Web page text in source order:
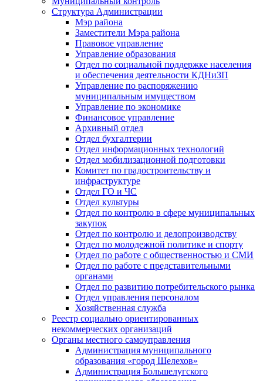
Структура Администрации
Мэр района
Заместители Мэра района
Правовое управление
Управление образования
Отдел по социальной поддержке населения
и обеспечения деятельности КДНиЗП
Управление по распоряжению
муниципальным имуществом
Управление по экономике
Финансовое управление
Архивный отдел
Отдел бухгалтерии
Отдел информационных технологий
Отдел мобилизационной подготовки
Комитет по градостроительству и
инфраструктуре
Отдел ГО и ЧС
Отдел культуры
Отдел по контролю в сфере муниципальных
закупок
Отдел по контролю и делопроизводству
Отдел по молодежной политике и спорту
Отдел по работе с общественностью и СМИ
Отдел по работе с представительными
органами
Отдел по развитию потребительского рынка
Отдел управления персоналом
Хозяйственная служба
Реестр социально ориентированных
некоммерческих организаций
Органы местного самоуправления
Администрация муниципального
образования «город Шелехов»
Администрация Большелугского